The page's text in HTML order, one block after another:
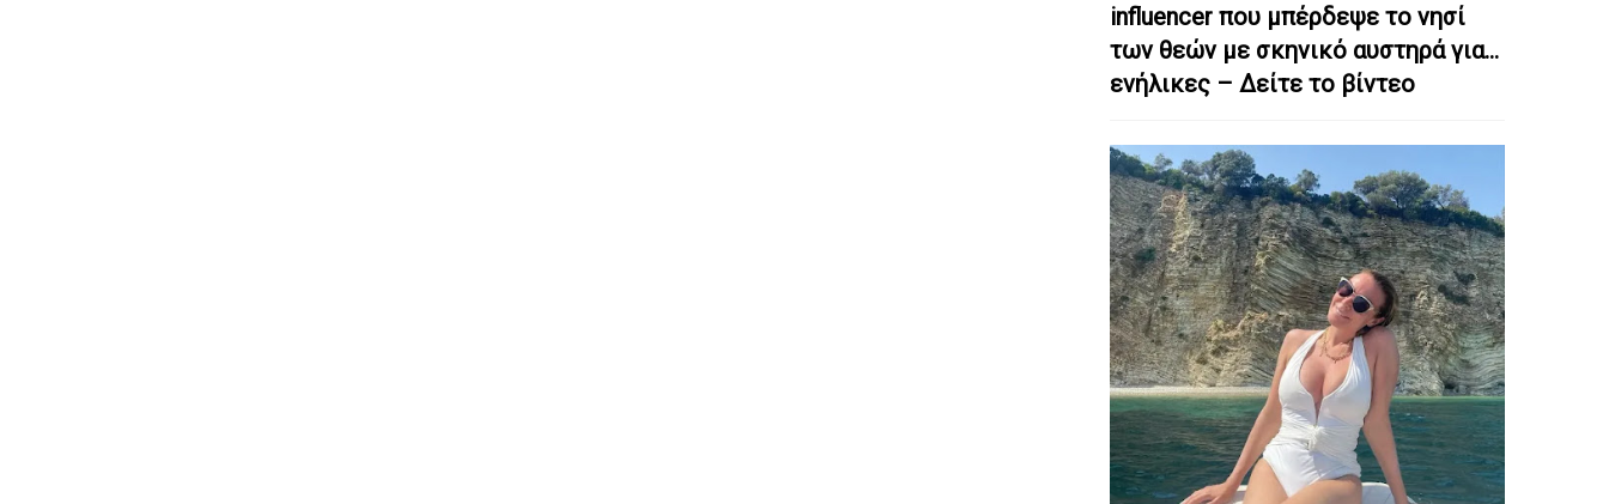
influencer που μπέρδεψε το νησί
των θεών με σκηνικό αυστηρά για…
ενήλικες – Δείτε το βίντεο